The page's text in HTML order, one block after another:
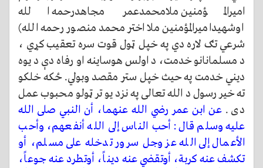
امیرالمؤمنین ملامحمدعمر مجاهدرحمه الله
اوشهیدامیرالمؤمنین ملا اختر محمد منصور رحمه الله)
شرعي تګ لاره دي په خپل ټول قوت سره تعقیب کړي ،
د مسلمانانو خدمت، د اولس هوساینه او رفاه دې د یوه
دیني خدمت په حیث خپل ستر مقصد وبولي. ځکه خلکو
ته خیر رسول د الله تعالی په نزد یو تر ټولو محبوب عمل
دی .عن ابن عمر رضي الله عنهما، أن النبي صلى الله
عليه وسلم قال: أحب الناس إلى الله أنفعهم، وأحب
الأعمال إلى الله عز وجل سرور تدخله على مسلم، أو
تكشف عنه كربة، أوتقضي عنه ديناً، أوتطرد عنه جوعاً،